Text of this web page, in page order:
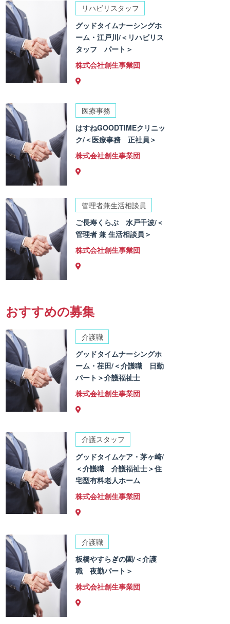
リハビリスタッフ
グッドタイムナーシングホ
ーム・江戸川/＜リハビリス
タッフ パート＞
株式会社創生事業団
医療事務
はすねGOODTIMEクリニッ
ク/＜医療事務 正社員＞
株式会社創生事業団
管理者兼生活相談員
ご長寿くらぶ 水戸千波/＜
管理者 兼 生活相談員＞
株式会社創生事業団
おすすめの募集
介護職
グッドタイムナーシングホ
ーム・荏田/＜介護職 日勤
パート＞介護福祉士
株式会社創生事業団
介護スタッフ
グッドタイムケア・茅ヶ崎/
＜介護職 介護福祉士＞住
宅型有料老人ホーム
株式会社創生事業団
介護職
板橋やすらぎの園/＜介護
職 夜勤パート＞
株式会社創生事業団